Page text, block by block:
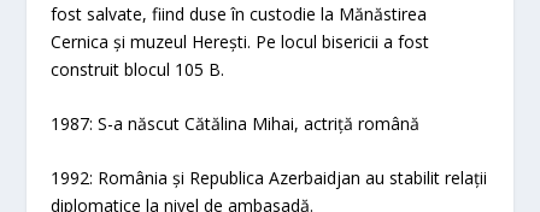
fost salvate, fiind duse în custodie la Mănăstirea
Cernica și muzeul Herești. Pe locul bisericii a fost
construit blocul 105 B.
1987: S-a născut Cătălina Mihai, actriță română
1992: România și Republica Azerbaidjan au stabilit relații
diplomatice la nivel de ambasadă.